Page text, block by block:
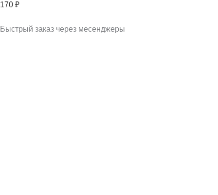
170 ₽
Быстрый заказ через месенджеры